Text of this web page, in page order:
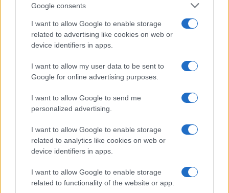
Google consents
I want to allow Google to enable storage
related to advertising like cookies on web or
device identifiers in apps.
I want to allow my user data to be sent to
Google for online advertising purposes.
I want to allow Google to send me
personalized advertising.
I want to allow Google to enable storage
related to analytics like cookies on web or
device identifiers in apps.
I want to allow Google to enable storage
related to functionality of the website or app.
test di un missile balistico
intercontinentale.
Sviluppi che la stessa Cina guarderebbe con
crescente irritazione, secondo diversi osservatori:
il riavvicinamento di Pyongyang a Mosca
come punto di riferimento
centrale da cui dipende il regime diKim Jong-un
Ufficialmente, però, lo stato d’animo delle autorità
cinesi non traspare: il portavoce del Ministero
degli esteriLin Jianha detto ieri di “non essere a